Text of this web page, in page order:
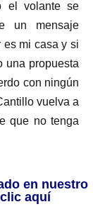
el volante se
un mensaje
es mi casa y si
una propuesta
con ningún
vuelva a
que no tenga
en nuestro
aquí